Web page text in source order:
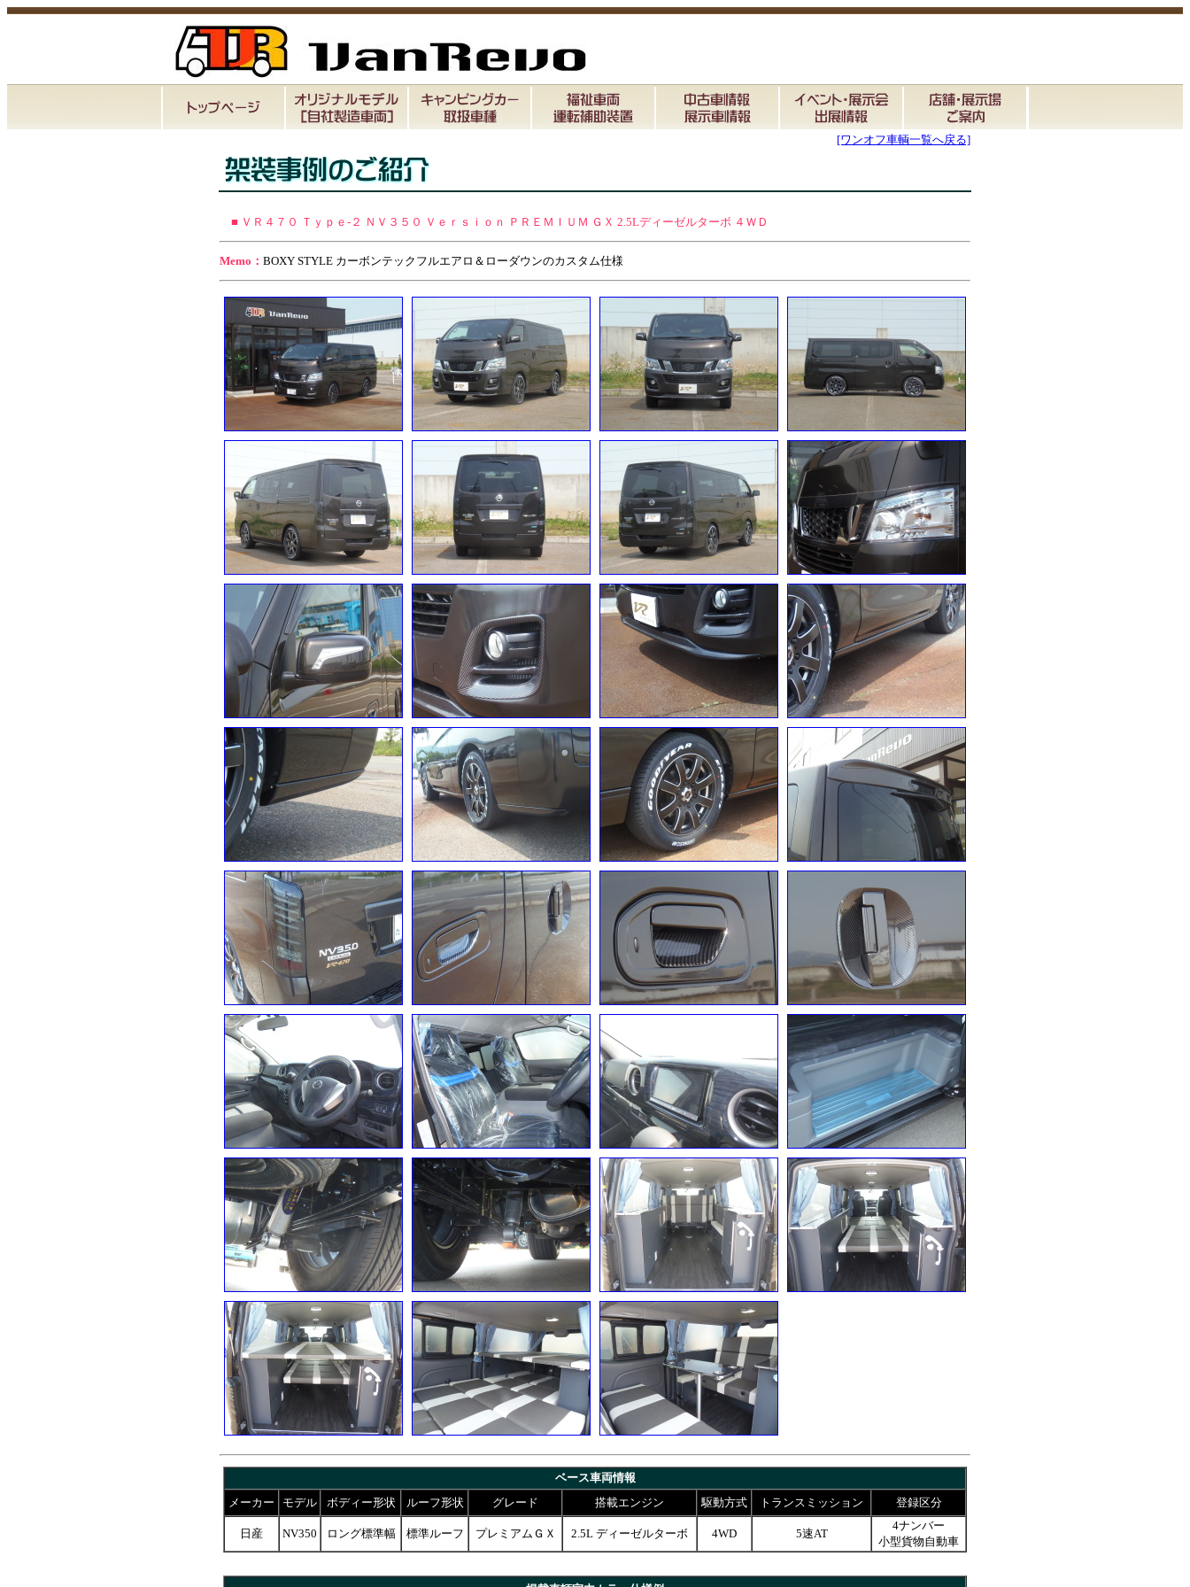
[ワンオフ車輌一覧へ戻る]
■ ＶＲ４７０ Ｔｙｐｅ-２ ＮＶ３５０ Ｖｅｒｓｉｏｎ ＰＲＥＭＩＵＭ ＧＸ 2.5Lディーゼルターボ ４ＷＤ
Memo： BOXY STYLE カーボンテックフルエアロ＆ローダウンのカスタム仕様
ベース車両情報
メーカー
モデル ボディー形状 ルーフ形状 グレード 搭載エンジン 駆動方式 トランスミッション 登録区分
日産 NV350 ロング標準幅 標準ルーフ プレミアムＧＸ 2.5L ディーゼルターボ 4WD 5速AT
4ナンバー
小型貨物自動車